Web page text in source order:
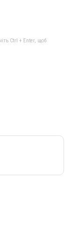
Ctrl + Enter, щоб